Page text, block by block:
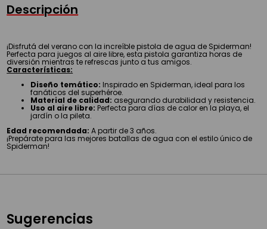
Descripción
¡Disfrutá del verano con la increíble pistola de agua de Spiderman!
Perfecta para juegos al aire libre, esta pistola garantiza horas de
diversión mientras te refrescas junto a tus amigos.
Características:
Diseño temático: Inspirado en Spiderman, ideal para los
fanáticos del superhéroe.
Material de calidad: asegurando durabilidad y resistencia.
Uso al aire libre: Perfecta para días de calor en la playa, el
jardín o la pileta.
Edad recomendada: A partir de 3 años.
¡Prepárate para las mejores batallas de agua con el estilo único de
Spiderman!
Sugerencias